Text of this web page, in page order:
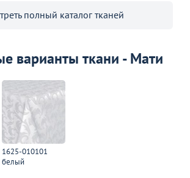
полный каталог тканей
варианты ткани - Мати
1625-010101
белый